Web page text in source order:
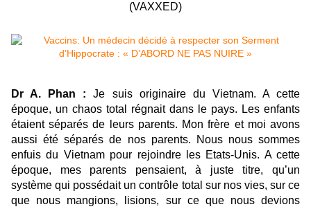
(VAXXED)
Dr A. Phan : Je suis originaire du Vietnam. A cette
époque, un chaos total régnait dans le pays. Les enfants
étaient séparés de leurs parents. Mon frère et moi avons
aussi été séparés de nos parents. Nous nous sommes
enfuis du Vietnam pour rejoindre les Etats-Unis. A cette
époque, mes parents pensaient, à juste titre, qu’un
système qui possédait un contrôle total sur nos vies, sur ce
que nous mangions, lisions, sur ce que nous devions